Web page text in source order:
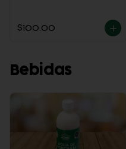
$100.00
Bebidas